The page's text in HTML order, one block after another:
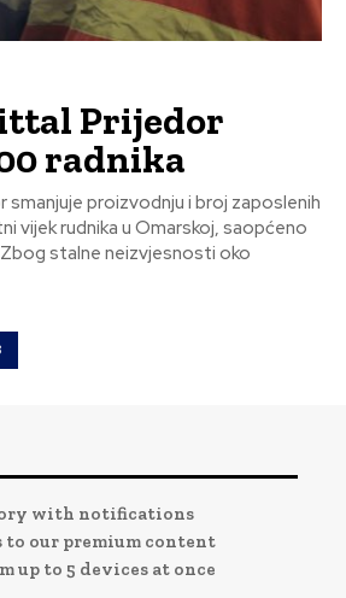
Prijedor
radnika
proizvodnju i broj zaposlenih
vijek rudnika u Omarskoj, saopćeno
stalne neizvjesnosti oko
with notifications
to our premium content
up to 5 devices at once